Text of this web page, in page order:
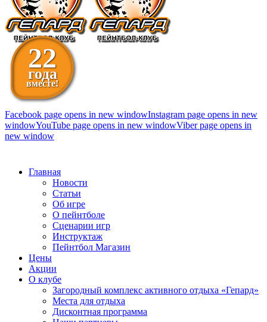
22
года
вместе!
Facebook page opens in new windowInstagram page opens in new
windowYouTube page opens in new windowViber page opens in
new window
Главная
Новости
Статьи
Об игре
О пейнтболе
Сценарии игр
Инструктаж
Пейнтбол Магазин
Цены
Акции
О клубе
Загородный комплекс активного отдыха «Гепард»
Места для отдыха
Дисконтная программа